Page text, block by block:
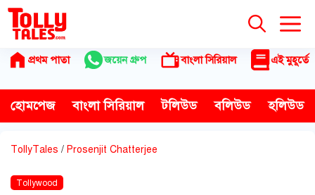
Skip
content
প্রথম পাতা জয়েন গ্রুপ বাংলা সিরিয়াল এই মুহূর্তে
হোমপেজ বাংলা সিরিয়াল টলিউড বলিউড হলিউড
TollyTales / Prosenjit Chatterjee
Tollywood